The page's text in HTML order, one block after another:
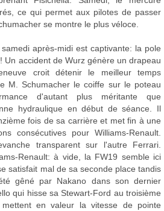
ce qui permet aux pilotes de passer
se montre le plus véloce.
après-midi est captivante: la pole
Un accident de Wurz génère un drapeau
croit détenir le meilleur temps
M. Schumacher le coiffe sur le poteau
d'autant plus méritante que
hydraulique en début de séance. Il
fois de sa carrière et met fin à une
consécutives pour Williams-Renault.
transparent sur l'autre Ferrari.
Renault: à vide, la FW19 semble ici
satisfait mal de sa seconde place tandis
gêné par Nakano dans son dernier
qui hisse sa Stewart-Ford au troisième
en valeur la vitesse de pointe